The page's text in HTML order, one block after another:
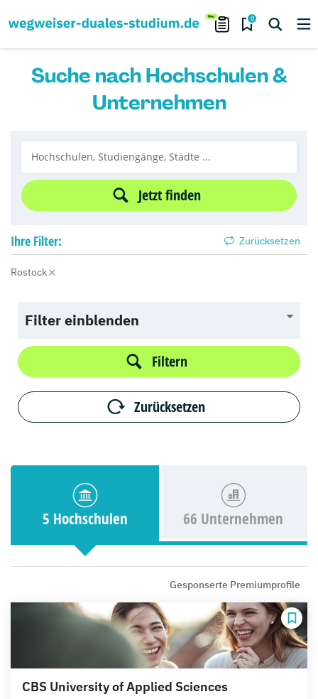
0
Suche nach Hochschulen &
Unternehmen
Jetzt finden
Ihre Filter: Zurücksetzen
Rostock
Filter einblenden
Filtern
Zurücksetzen
5 Hochschulen 66 Unternehmen
Gesponserte Premiumprofile
CBS University of Applied Sciences